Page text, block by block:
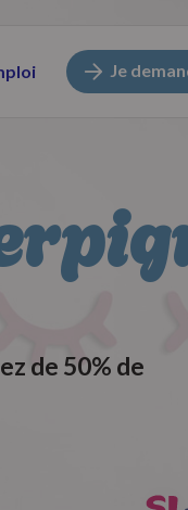
Je
de 50% de